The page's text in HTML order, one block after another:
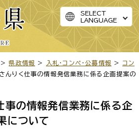
SELECT
LANGUAGE
> 県政情報 > 入札・コンペ・公募情報 > コン
んりく仕事の情報発信業務に係る企画提案の
事の情報発信業務に係る企
について